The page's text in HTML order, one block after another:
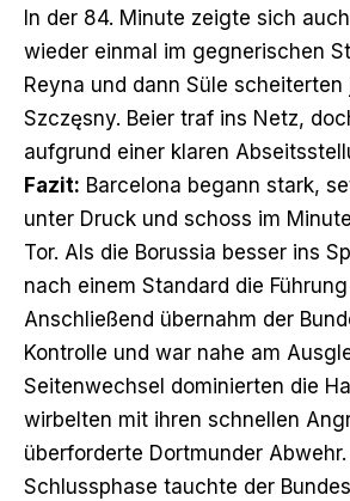
In der 84. Minute zeigte sich
wieder einmal im gegnerischen
Reyna und dann Süle scheiterten
Szczęsny. Beier traf ins Netz,
aufgrund einer klaren
Fazit: Barcelona begann stark,
unter Druck und schoss im
Tor. Als die Borussia besser ins
nach einem Standard die
Anschließend übernahm der
Kontrolle und war nahe am
Seitenwechsel dominierten die
wirbelten mit ihren schnellen
überforderte Dortmunder
Schlussphase tauchte der